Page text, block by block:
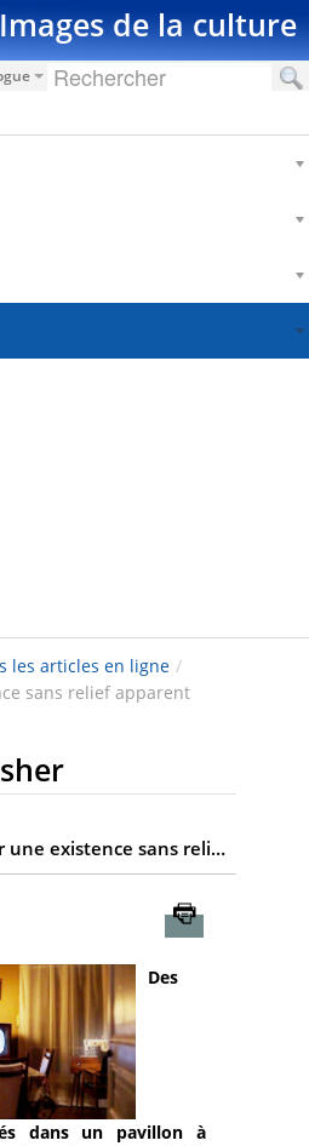
Images de la culture
les articles en ligne /
sans relief apparent
Gros plans sur une existence sans relief apparent
Des
dans un pavillon à